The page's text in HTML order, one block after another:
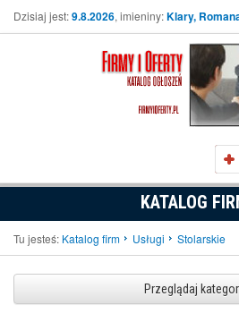
Dzisiaj jest:9.8.2026, imieniny:Klary,
KATALOG
Tu jesteś: Katalog firm Usługi Stolarskie
Przeglądaj